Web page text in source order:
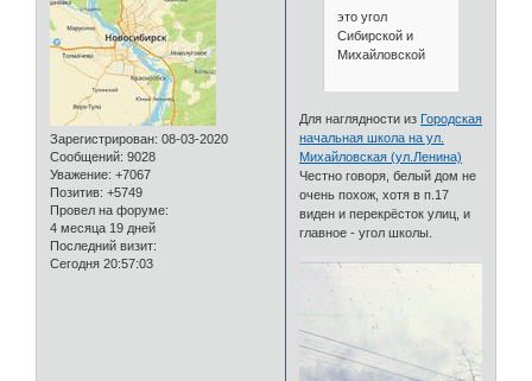
Зарегистрирован: 08-03-2020
Сообщений: 9028
Уважение: +7067
Позитив: +5749
Провел на форуме:
4 месяца 19 дней
Последний визит:
Сегодня 20:57:03
это угол
Сибирской и
Михайловской
Для наглядности из Городская
начальная школа на ул.
Михайловская (ул.Ленина)
Честно говоря, белый дом не
очень похож, хотя в п.17
виден и перекрёсток улиц, и
главное - угол школы.